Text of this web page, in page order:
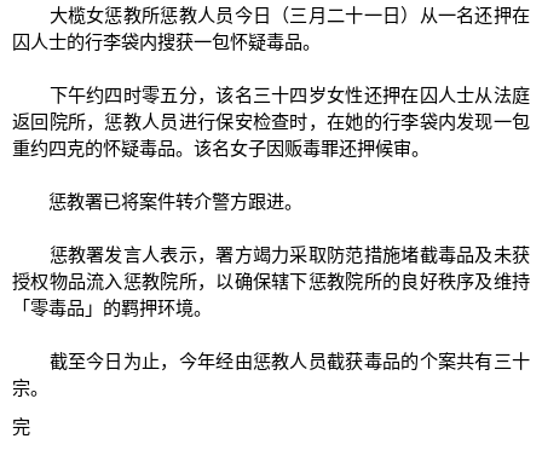
大榄女惩教所惩教人员今日（三月二十一日）从一名还押在
囚人士的行李袋内搜获一包怀疑毒品。
下午约四时零五分，该名三十四岁女性还押在囚人士从法庭
返回院所，惩教人员进行保安检查时，在她的行李袋内发现一包
重约四克的怀疑毒品。该名女子因贩毒罪还押候审。
惩教署已将案件转介警方跟进。
惩教署发言人表示，署方竭力采取防范措施堵截毒品及未获
授权物品流入惩教院所，以确保辖下惩教院所的良好秩序及维持
「零毒品」的羁押环境。
截至今日为止，今年经由惩教人员截获毒品的个案共有三十
宗。
完